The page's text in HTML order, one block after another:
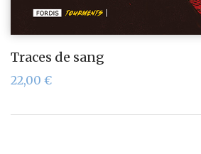
Traces de sang
22,00 €